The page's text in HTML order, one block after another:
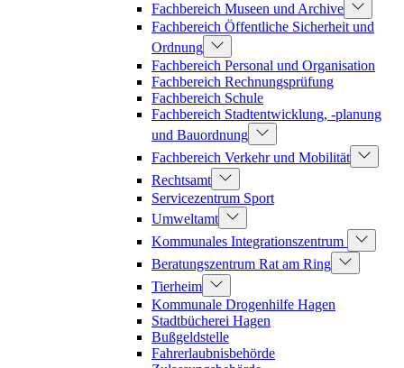
Fachbereich Museen und Archive
Fachbereich Öffentliche Sicherheit und
Ordnung
Fachbereich Personal und Organisation
Fachbereich Rechnungsprüfung
Fachbereich Schule
Fachbereich Stadtentwicklung, -planung
und Bauordnung
Fachbereich Verkehr und Mobilität
Rechtsamt
Servicezentrum Sport
Umweltamt
Kommunales Integrationszentrum
Beratungszentrum Rat am Ring
Tierheim
Kommunale Drogenhilfe Hagen
Stadtbücherei Hagen
Bußgeldstelle
Fahrerlaubnisbehörde